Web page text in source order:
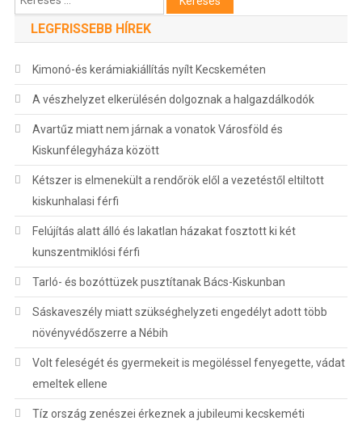
LEGFRISSEBB HÍREK
Kimonó-és kerámiakiállítás nyílt Kecskeméten
A vészhelyzet elkerülésén dolgoznak a halgazdálkodók
Avartűz miatt nem járnak a vonatok Városföld és
Kiskunfélegyháza között
Kétszer is elmenekült a rendőrök elől a vezetéstől eltiltott
kiskunhalasi férfi
Felújítás alatt álló és lakatlan házakat fosztott ki két
kunszentmiklósi férfi
Tarló- és bozóttüzek pusztítanak Bács-Kiskunban
Sáskaveszély miatt szükséghelyzeti engedélyt adott több
növényvédőszerre a Nébih
Volt feleségét és gyermekeit is megöléssel fenyegette, vádat
emeltek ellene
Tíz ország zenészei érkeznek a jubileumi kecskeméti